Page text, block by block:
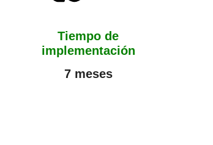
Tiempo de
implementación
7 meses